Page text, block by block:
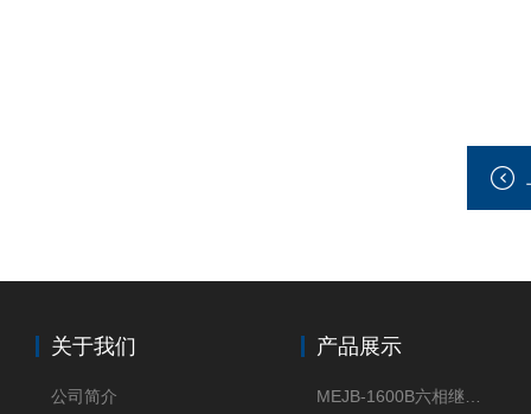
关于我们
公司简介
产品展示